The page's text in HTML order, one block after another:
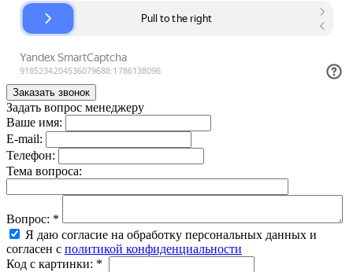
Задать вопрос менеджеру
Ваше имя:
E-mail:
Телефон:
Тема вопроса:
Вопрос: *
Я даю согласие на обработку персональных данных и
согласен с политикой конфиденциальности
Код с картинки: *